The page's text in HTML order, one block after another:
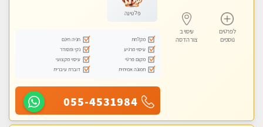
לפרטים
נוספים
עיסוי ב
צור הדסה
פלטינה
מקלחת
חניה חינם
עיסוי מרגיע
נקי ומסודר
מקום פרטי
עיסוי מקצועי
תמונה אמיתית
דוברת עיברית
055-4531984